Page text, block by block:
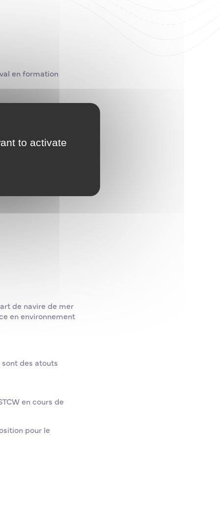
en formation
de navire de mer
en environnement
des atouts
en cours de
pour le
to activate